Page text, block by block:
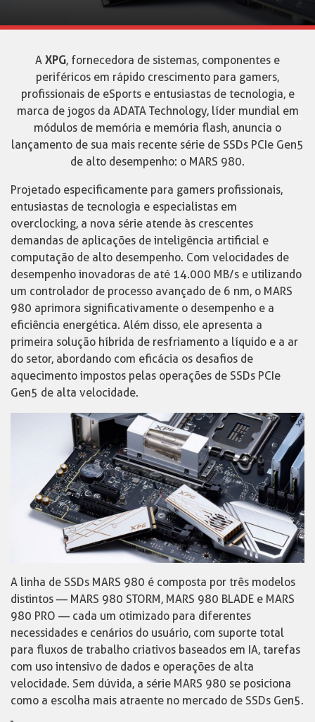
A XPG, fornecedora de sistemas, componentes e
periféricos em rápido crescimento para gamers,
profissionais de eSports e entusiastas de tecnologia, e
marca de jogos da ADATA Technology, líder mundial em
módulos de memória e memória flash, anuncia o
lançamento de sua mais recente série de SSDs PCIe Gen5
de alto desempenho: o MARS 980.
Projetado especificamente para gamers profissionais,
entusiastas de tecnologia e especialistas em
overclocking, a nova série atende às crescentes
demandas de aplicações de inteligência artificial e
computação de alto desempenho. Com velocidades de
desempenho inovadoras de até 14.000 MB/s e utilizando
um controlador de processo avançado de 6 nm, o MARS
980 aprimora significativamente o desempenho e a
eficiência energética. Além disso, ele apresenta a
primeira solução híbrida de resfriamento a líquido e a ar
do setor, abordando com eficácia os desafios de
aquecimento impostos pelas operações de SSDs PCIe
Gen5 de alta velocidade.
A linha de SSDs MARS 980 é composta por três modelos
distintos — MARS 980 STORM, MARS 980 BLADE e MARS
980 PRO — cada um otimizado para diferentes
necessidades e cenários do usuário, com suporte total
para fluxos de trabalho criativos baseados em IA, tarefas
com uso intensivo de dados e operações de alta
velocidade. Sem dúvida, a série MARS 980 se posiciona
como a escolha mais atraente no mercado de SSDs Gen5.